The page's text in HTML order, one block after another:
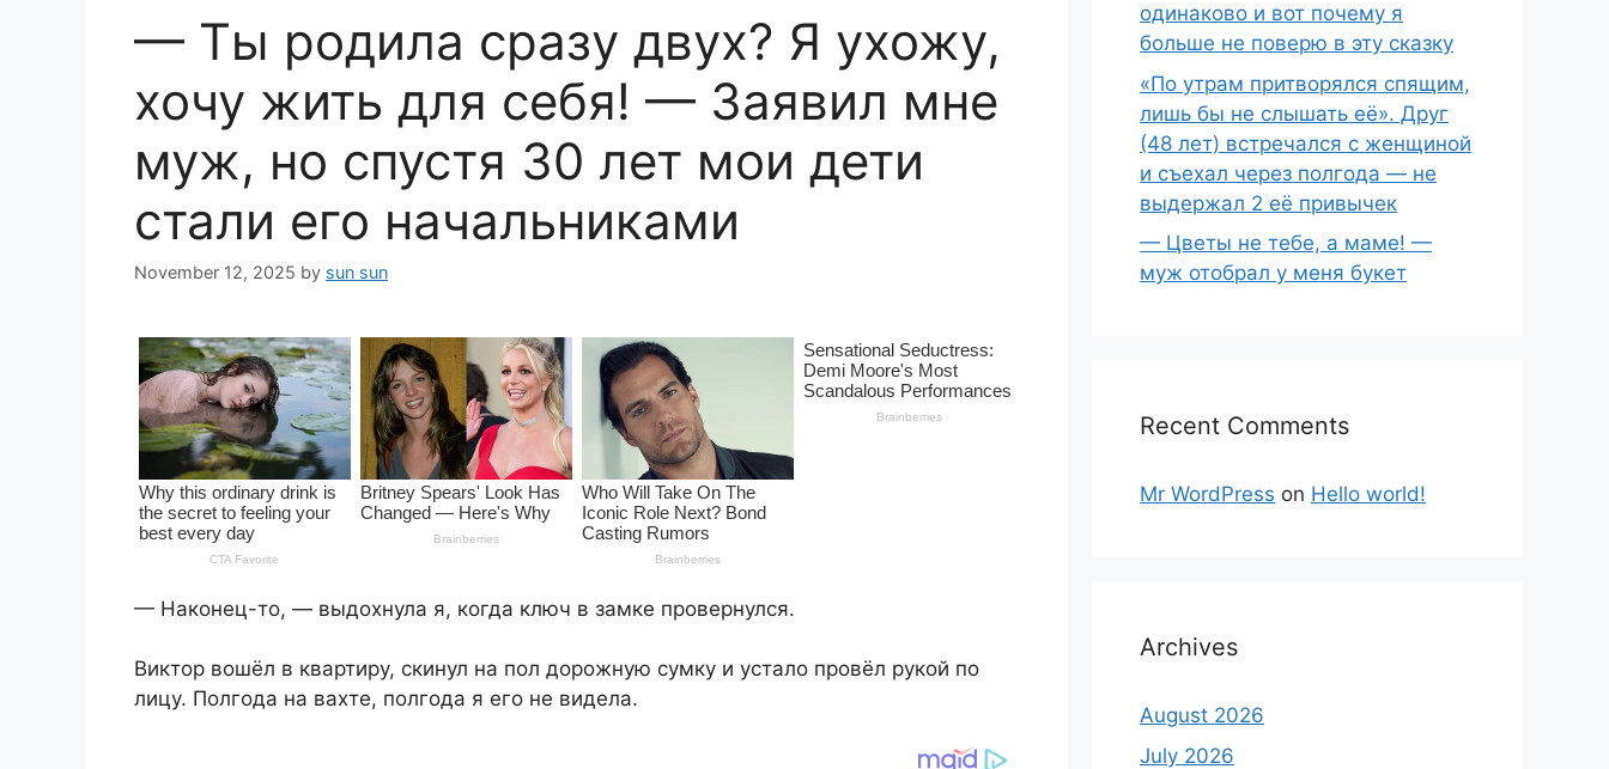
— Ты родила сразу двух? Я ухожу,
хочу жить для себя! — Заявил мне
муж, но спустя 30 лет мои дети
стали его начальниками
November 12, 2025 by sun sun
— Наконец-то, — выдохнула я, когда ключ в замке провернулся.
Виктор вошёл в квартиру, скинул на пол дорожную сумку и устало провёл рукой по
лицу. Полгода на вахте, полгода я его не видела.
одинаково и вот почему я
больше не поверю в эту сказку
«По утрам притворялся спящим,
лишь бы не слышать её». Друг
(48 лет) встречался с женщиной
и съехал через полгода — не
выдержал 2 её привычек
— Цветы не тебе, а маме! —
муж отобрал у меня букет
Recent Comments
Mr WordPress on Hello world!
Archives
August 2026
July 2026